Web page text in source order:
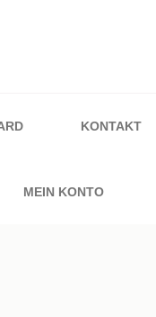
KONTAKT
MEIN KONTO